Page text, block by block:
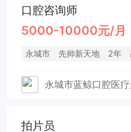
口腔咨询师
5000-10000元/月
永城市 先帅新天地 2年
永城市蓝鲸口腔医
拍片员